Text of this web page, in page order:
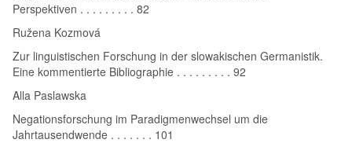
Perspektiven . . . . . . . . . 82
Ružena Kozmová
Zur linguistischen Forschung in der slowakischen Germanistik.
Eine kommentierte Bibliographie . . . . . . . . . 92
Alla Paslawska
Negationsforschung im Paradigmenwechsel um die
Jahrtausendwende . . . . . . . 101